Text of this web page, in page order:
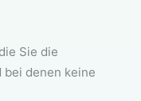
Sie die
denen keine